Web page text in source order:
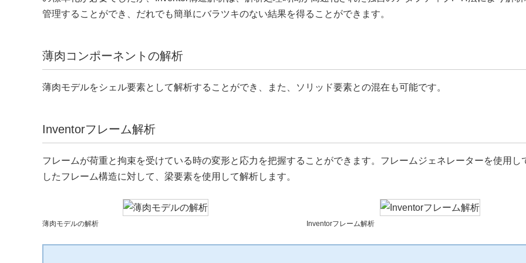
管理することができ、だれでも簡単にバラツキのない結果を得ることができます。
薄肉コンポーネントの解析
薄肉モデルをシェル要素として解析することができ、また、ソリッド要素との混在も可能です。
Inventorフレーム解析
フレームが荷重と拘束を受けている時の変形と応力を把握することができます。フレームジェネレーターを使用し
したフレーム構造に対して、梁要素を使用して解析します。
薄肉モデルの解析 Inventorフレーム解析